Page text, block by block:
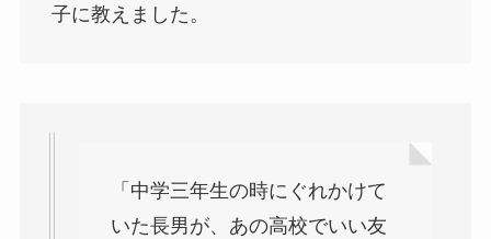
子に教えました。
「中学三年生の時にぐれかけて
いた長男が、あの高校でいい友